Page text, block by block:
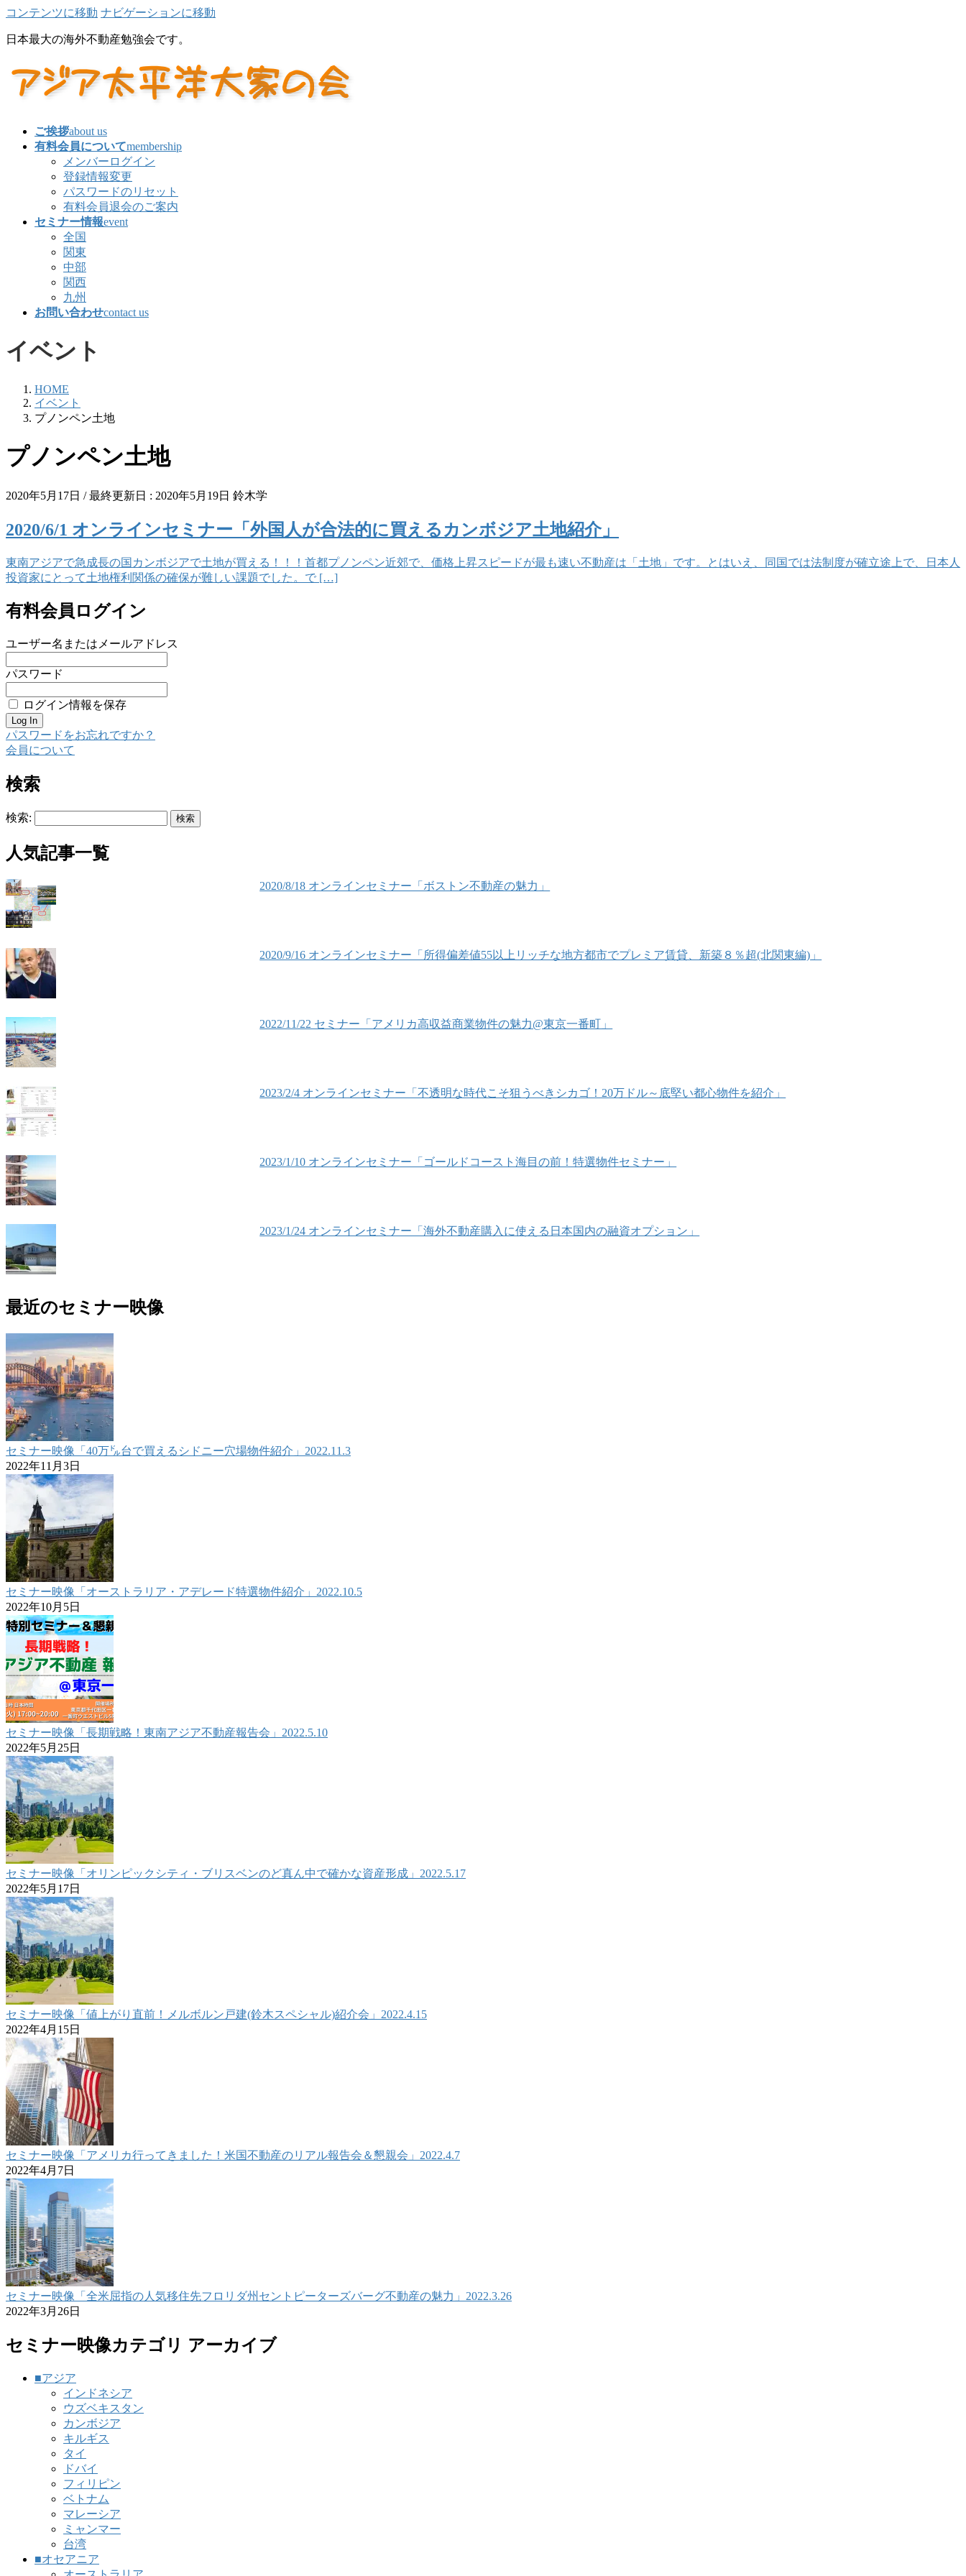
コンテンツに移動 ナビゲーションに移動
日本最大の海外不動産勉強会です。
ご挨拶about us
有料会員についてmembership
メンバーログイン
登録情報変更
パスワードのリセット
有料会員退会のご案内
セミナー情報event
全国
関東
中部
関西
九州
お問い合わせcontact us
イベント
HOME
イベント
プノンペン土地
プノンペン土地
2020年5月17日 / 最終更新日 : 2020年5月19日 鈴木学
2020/6/1 オンラインセミナー「外国人が合法的に買えるカンボジア土地紹介」
東南アジアで急成長の国カンボジアで土地が買える！！！首都プノンペン近郊で、価格上昇スピードが最も速い不動産は「土地」です。とはいえ、同国では法制度が確立途上で、日本人
投資家にとって土地権利関係の確保が難しい課題でした。で […]
有料会員ログイン
ユーザー名またはメールアドレス
パスワード
ログイン情報を保存
パスワードをお忘れですか？
会員について
検索
検索:
人気記事一覧
2020/8/18 オンラインセミナー「ボストン不動産の魅力」
2020/9/16 オンラインセミナー「所得偏差値55以上リッチな地方都市でプレミア賃貸、新築８％超(北関東編)」
2022/11/22 セミナー「アメリカ高収益商業物件の魅力@東京一番町」
2023/2/4 オンラインセミナー「不透明な時代こそ狙うべきシカゴ！20万ドル～底堅い都心物件を紹介」
2023/1/10 オンラインセミナー「ゴールドコースト海目の前！特選物件セミナー」
2023/1/24 オンラインセミナー「海外不動産購入に使える日本国内の融資オプション」
最近のセミナー映像
セミナー映像「40万㌦台で買えるシドニー穴場物件紹介」2022.11.3
2022年11月3日
セミナー映像「オーストラリア・アデレード特選物件紹介」2022.10.5
2022年10月5日
セミナー映像「長期戦略！東南アジア不動産報告会」2022.5.10
2022年5月25日
セミナー映像「オリンピックシティ・ブリスベンのど真ん中で確かな資産形成」2022.5.17
2022年5月17日
セミナー映像「値上がり直前！メルボルン戸建(鈴木スペシャル)紹介会」2022.4.15
2022年4月15日
セミナー映像「アメリカ行ってきました！米国不動産のリアル報告会＆懇親会」2022.4.7
2022年4月7日
セミナー映像「全米屈指の人気移住先フロリダ州セントピーターズバーグ不動産の魅力」2022.3.26
2022年3月26日
セミナー映像カテゴリ アーカイブ
■アジア
インドネシア
ウズベキスタン
カンボジア
キルギス
タイ
ドバイ
フィリピン
ベトナム
マレーシア
ミャンマー
台湾
■オセアニア